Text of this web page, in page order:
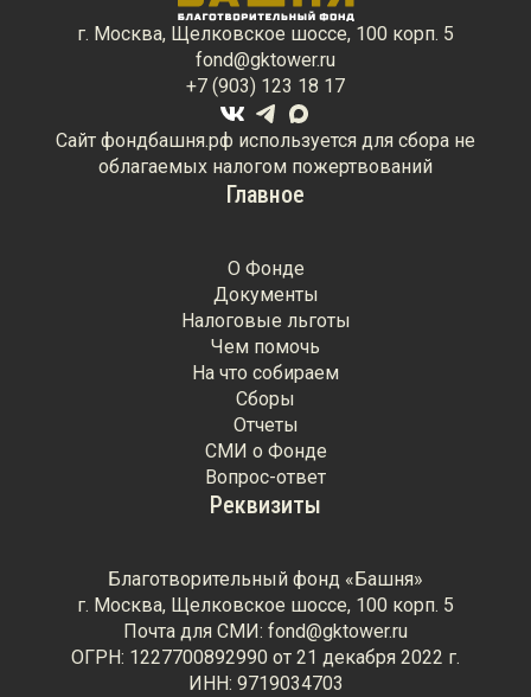
Главное
О Фонде
Документы
Налоговые льготы
Чем помочь
На что собираем
Сборы
Отчеты
СМИ о Фонде
Вопрос-ответ
г. Москва, Щелковское шоссе, 100 корп. 5
fond@gktower.ru
+7 (903) 123 18 17
Сайт фондбашня.рф используется для сбора не
облагаемых налогом пожертвований
Реквизиты
Благотворительный фонд «Башня»
г. Москва, Щелковское шоссе, 100 корп. 5
Почта для СМИ: fond@gktower.ru
ОГРН: 1227700892990 от 21 декабря 2022 г.
ИНН: 9719034703